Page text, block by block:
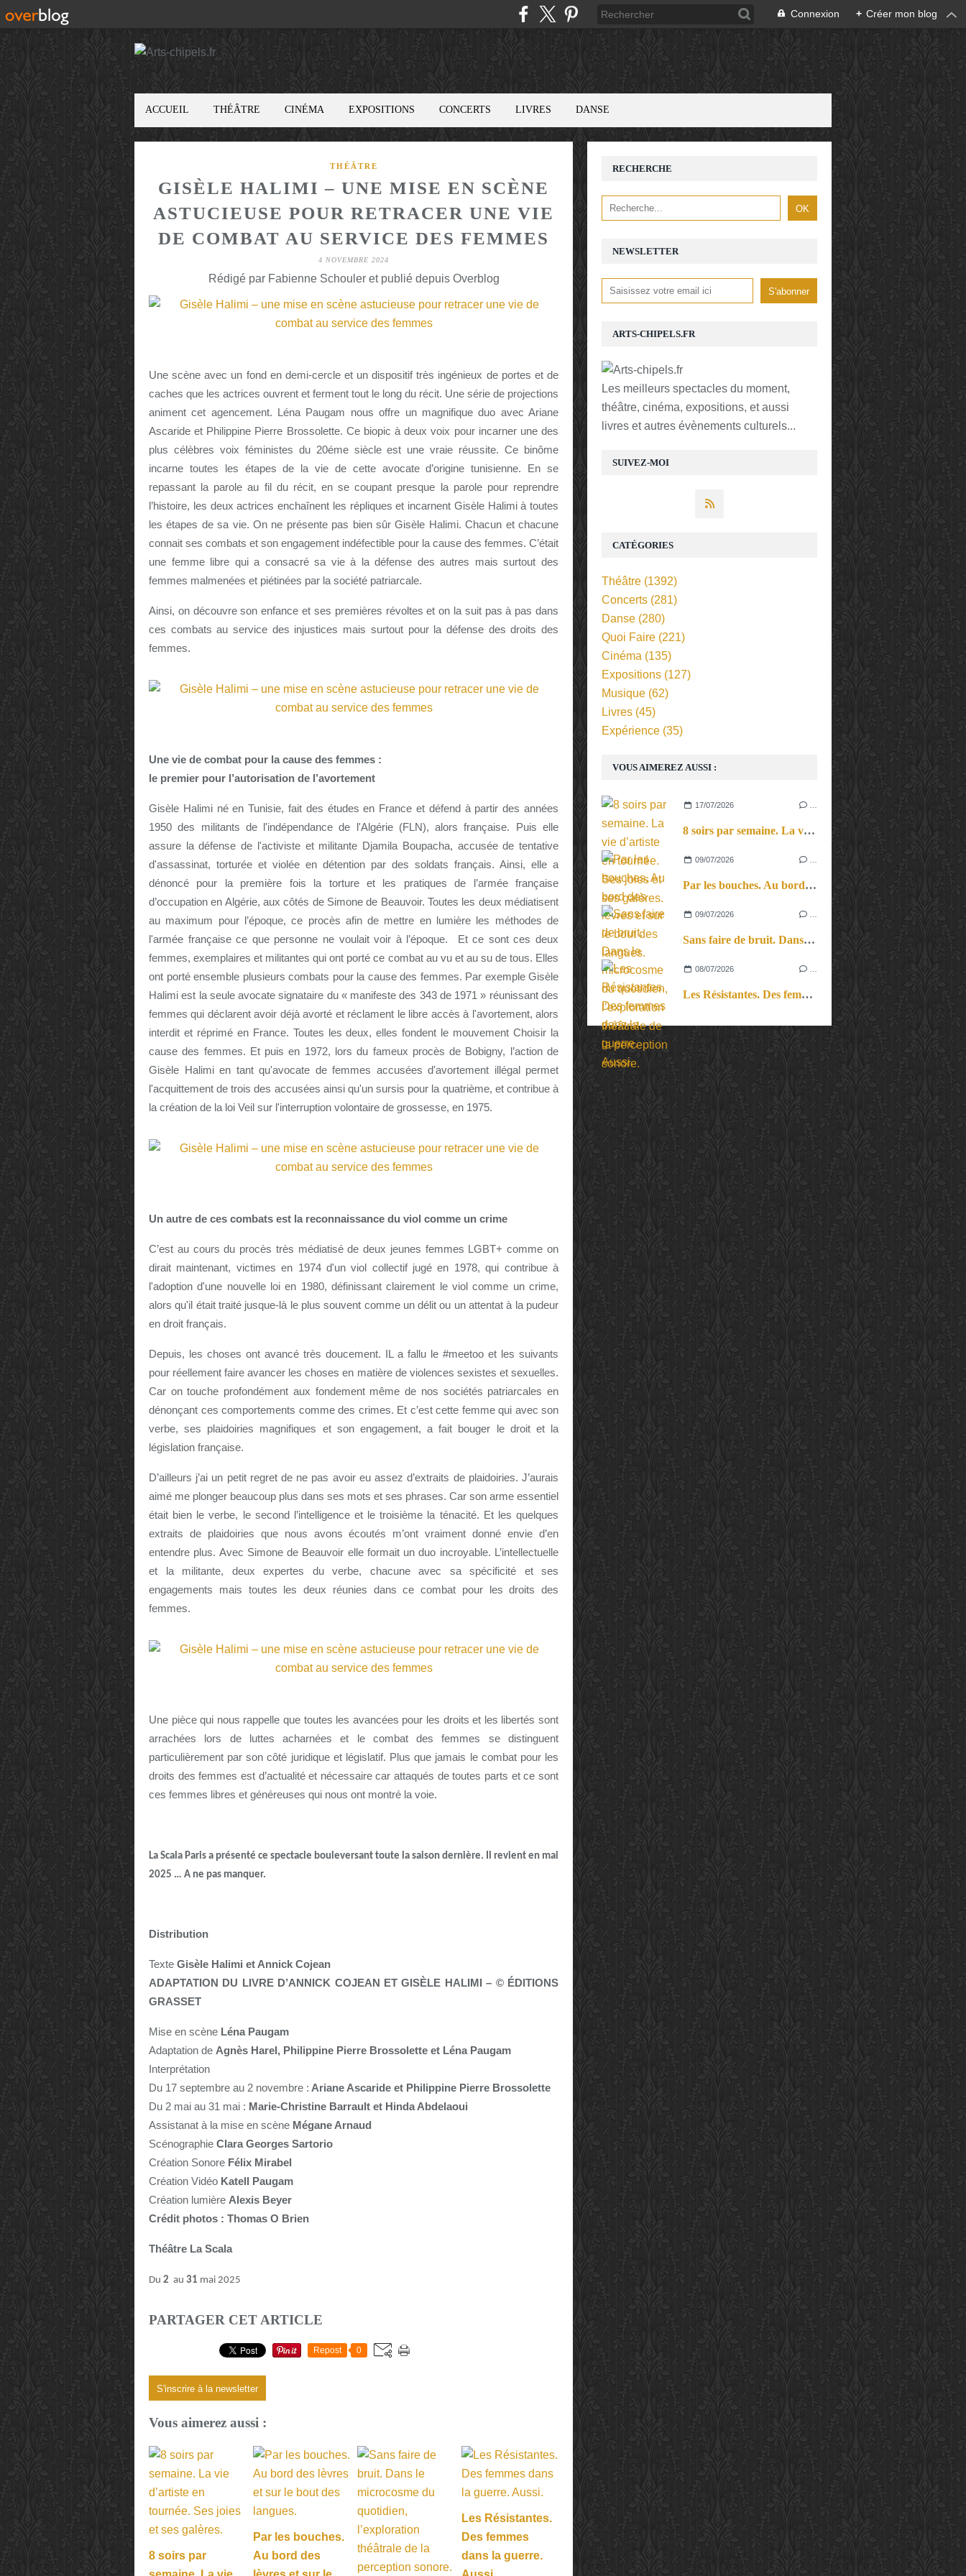
Connexion + Créer mon blog
ACCUEIL THÉÂTRE CINÉMA EXPOSITIONS CONCERTS LIVRES DANSE
THÉÂTRE
GISÈLE HALIMI – UNE MISE EN SCÈNE
ASTUCIEUSE POUR RETRACER UNE VIE
DE COMBAT AU SERVICE DES FEMMES
4 NOVEMBRE 2024
Rédigé par Fabienne Schouler et publié depuis Overblog
Une scène avec un fond en demi-cercle et un dispositif très ingénieux de portes et de
caches que les actrices ouvrent et ferment tout le long du récit. Une série de projections
animent cet agencement. Léna Paugam nous offre un magnifique duo avec Ariane
Ascaride et Philippine Pierre Brossolette. Ce biopic à deux voix pour incarner une des
plus célèbres voix féministes du 20éme siècle est une vraie réussite. Ce binôme
incarne toutes les étapes de la vie de cette avocate d’origine tunisienne. En se
repassant la parole au fil du récit, en se coupant presque la parole pour reprendre
l’histoire, les deux actrices enchaînent les répliques et incarnent Gisèle Halimi à toutes
les étapes de sa vie. On ne présente pas bien sûr Gisèle Halimi. Chacun et chacune
connait ses combats et son engagement indéfectible pour la cause des femmes. C’était
une femme libre qui a consacré sa vie à la défense des autres mais surtout des
femmes malmenées et piétinées par la société patriarcale.
Ainsi, on découvre son enfance et ses premières révoltes et on la suit pas à pas dans
ces combats au service des injustices mais surtout pour la défense des droits des
femmes.
Une vie de combat pour la cause des femmes :
le premier pour l’autorisation de l’avortement
Gisèle Halimi né en Tunisie, fait des études en France et défend à partir des années
1950 des militants de l'indépendance de l'Algérie (FLN), alors française. Puis elle
assure la défense de l'activiste et militante Djamila Boupacha, accusée de tentative
d'assassinat, torturée et violée en détention par des soldats français. Ainsi, elle a
dénoncé pour la première fois la torture et les pratiques de l’armée française
d’occupation en Algérie, aux côtés de Simone de Beauvoir. Toutes les deux médiatisent
au maximum pour l’époque, ce procès afin de mettre en lumière les méthodes de
l'armée française ce que personne ne voulait voir à l’époque. Et ce sont ces deux
femmes, exemplaires et militantes qui ont porté ce combat au vu et au su de tous. Elles
ont porté ensemble plusieurs combats pour la cause des femmes. Par exemple Gisèle
Halimi est la seule avocate signataire du « manifeste des 343 de 1971 » réunissant des
femmes qui déclarent avoir déjà avorté et réclament le libre accès à l'avortement, alors
interdit et réprimé en France. Toutes les deux, elles fondent le mouvement Choisir la
cause des femmes. Et puis en 1972, lors du fameux procès de Bobigny, l’action de
Gisèle Halimi en tant qu'avocate de femmes accusées d'avortement illégal permet
l'acquittement de trois des accusées ainsi qu'un sursis pour la quatrième, et contribue à
la création de la loi Veil sur l'interruption volontaire de grossesse, en 1975.
Un autre de ces combats est la reconnaissance du viol comme un crime
C’est au cours du procès très médiatisé de deux jeunes femmes LGBT+ comme on
dirait maintenant, victimes en 1974 d'un viol collectif jugé en 1978, qui contribue à
l'adoption d'une nouvelle loi en 1980, définissant clairement le viol comme un crime,
alors qu'il était traité jusque-là le plus souvent comme un délit ou un attentat à la pudeur
en droit français.
Depuis, les choses ont avancé très doucement. IL a fallu le #meetoo et les suivants
pour réellement faire avancer les choses en matière de violences sexistes et sexuelles.
Car on touche profondément aux fondement même de nos sociétés patriarcales en
dénonçant ces comportements comme des crimes. Et c’est cette femme qui avec son
verbe, ses plaidoiries magnifiques et son engagement, a fait bouger le droit et la
législation française.
D’ailleurs j’ai un petit regret de ne pas avoir eu assez d’extraits de plaidoiries. J’aurais
aimé me plonger beaucoup plus dans ses mots et ses phrases. Car son arme essentiel
était bien le verbe, le second l’intelligence et le troisième la ténacité. Et les quelques
extraits de plaidoiries que nous avons écoutés m’ont vraiment donné envie d’en
entendre plus. Avec Simone de Beauvoir elle formait un duo incroyable. L’intellectuelle
et la militante, deux expertes du verbe, chacune avec sa spécificité et ses
engagements mais toutes les deux réunies dans ce combat pour les droits des
femmes.
Une pièce qui nous rappelle que toutes les avancées pour les droits et les libertés sont
arrachées lors de luttes acharnées et le combat des femmes se distinguent
particulièrement par son côté juridique et législatif. Plus que jamais le combat pour les
droits des femmes est d’actualité et nécessaire car attaqués de toutes parts et ce sont
ces femmes libres et généreuses qui nous ont montré la voie.
La Scala Paris a présenté ce spectacle bouleversant toute la saison dernière. Il revient en mai
2025 … A ne pas manquer.
Distribution
Texte Gisèle Halimi et Annick Cojean
ADAPTATION DU LIVRE D’ANNICK COJEAN ET GISÈLE HALIMI – © ÉDITIONS
GRASSET
Mise en scène Léna Paugam
Adaptation de Agnès Harel, Philippine Pierre Brossolette et Léna Paugam
Interprétation
Du 17 septembre au 2 novembre : Ariane Ascaride et Philippine Pierre Brossolette
Du 2 mai au 31 mai : Marie-Christine Barrault et Hinda Abdelaoui
Assistanat à la mise en scène Mégane Arnaud
Scénographie Clara Georges Sartorio
Création Sonore Félix Mirabel
Création Vidéo Katell Paugam
Création lumière Alexis Beyer
Crédit photos : Thomas O Brien
Théâtre La Scala
Du 2 au 31 mai 2025
PARTAGER CET ARTICLE
Repost 0
S'inscrire à la newsletter
Vous aimerez aussi :
8 soirs par
Par les bouches.
Au bord des
Les Résistantes.
Des femmes
dans la guerre.
NEWSLETTER
SUIVEZ-MOI
RECHERCHE
ARTS-CHIPELS.FR
Les meilleurs spectacles du moment,
théâtre, cinéma, expositions, et aussi
livres et autres évènements culturels...
VOUS AIMEREZ AUSSI :
17/07/2026
8 soirs par semaine. La vie d’artiste en tournée. Ses joies et ses galères.
09/07/2026
Par les bouches. Au bord des lèvres et sur le bout des langues.
09/07/2026
Sans faire de bruit. Dans le microcosme du quotidien, l’exploration théâtrale de la perception sonore.
08/07/2026
Les Résistantes. Des femmes dans la guerre. Aussi.
CATÉGORIES
Théâtre (1392)
Concerts (281)
Danse (280)
Quoi Faire (221)
Cinéma (135)
Expositions (127)
Musique (62)
Livres (45)
Expérience (35)